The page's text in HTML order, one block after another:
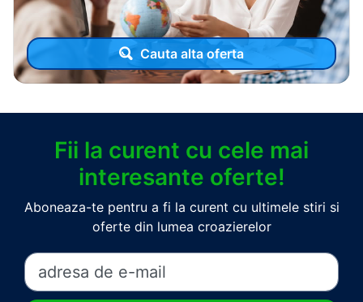
Cauta alta oferta
Fii la curent cu cele mai
interesante oferte!
Aboneaza-te pentru a fi la curent cu ultimele stiri si
oferte din lumea croazierelor